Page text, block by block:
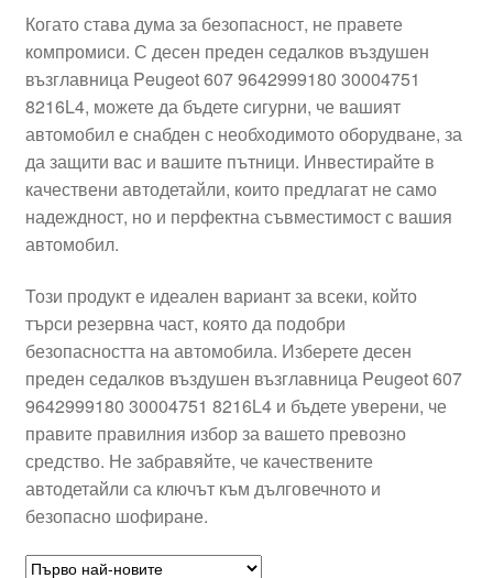
Правила и условия
Процедура за рекламации
Разгледайте
Транспорт
Когато става дума за безопасност, не правете
компромиси. С десен преден седалков въздушен
възглавница Peugeot 607 9642999180 30004751
8216L4, можете да бъдете сигурни, че вашият
автомобил е снабден с необходимото оборудване, за
да защити вас и вашите пътници. Инвестирайте в
качествени автодетайли, които предлагат не само
надеждност, но и перфектна съвместимост с вашия
автомобил.
Този продукт е идеален вариант за всеки, който
търси резервна част, която да подобри
безопасността на автомобила. Изберете десен
преден седалков въздушен възглавница Peugeot 607
9642999180 30004751 8216L4 и бъдете уверени, че
правите правилния избор за вашето превозно
средство. Не забравяйте, че качествените
автодетайли са ключът към дълговечното и
безопасно шофиране.